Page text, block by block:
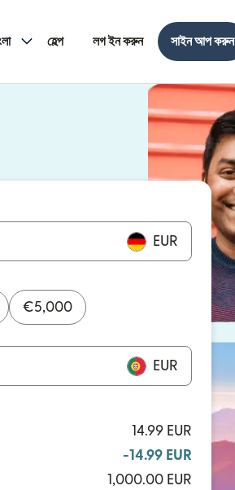
হেল্প লগ ইন করুন সাইন আপ করুন
EUR
€5,000
EUR
14.99 EUR
-14.99 EUR
1,000.00 EUR